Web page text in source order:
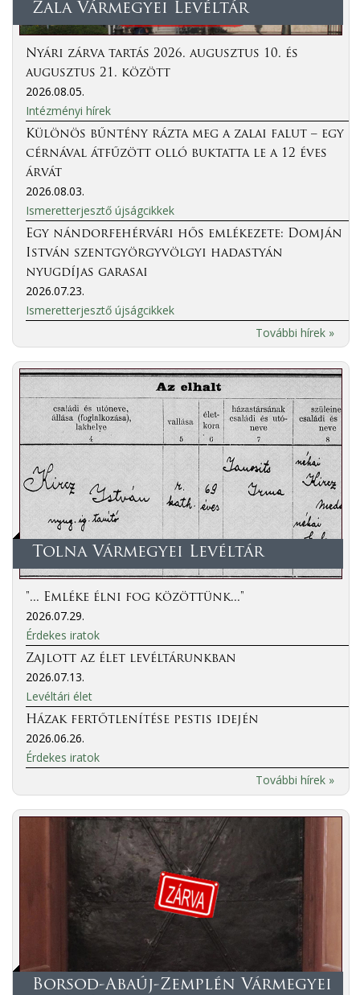
Zala Vármegyei Levéltár
Nyári zárva tartás 2026. augusztus 10. és
augusztus 21. között
2026.08.05.
Intézményi hírek
Különös bűntény rázta meg a zalai falut – egy
cérnával átfűzött olló buktatta le a 12 éves
árvát
2026.08.03.
Ismeretterjesztő újságcikkek
Egy nándorfehérvári hős emlékezete: Domján
István szentgyörgyvölgyi hadastyán
nyugdíjas garasai
2026.07.23.
Ismeretterjesztő újságcikkek
További hírek »
Tolna Vármegyei Levéltár
"... Emléke élni fog közöttünk..."
2026.07.29.
Érdekes iratok
Zajlott az élet levéltárunkban
2026.07.13.
Levéltári élet
Házak fertőtlenítése pestis idején
2026.06.26.
Érdekes iratok
További hírek »
Borsod-Abaúj-Zemplén Vármegyei